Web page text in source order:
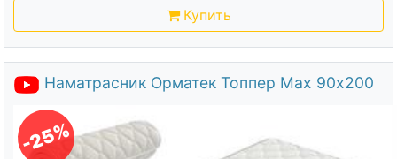
Купить
Наматрасник Орматек Топпер Max 90х200
-25%